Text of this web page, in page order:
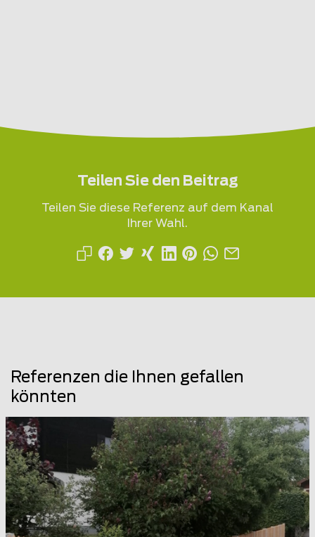
Teilen Sie den Beitrag
Teilen Sie diese Referenz auf dem Kanal
Ihrer Wahl.
Referenzen die Ihnen gefallen
könnten